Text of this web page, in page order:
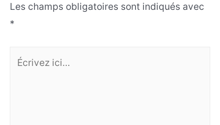
Les champs obligatoires sont indiqués avec
*
Écrivez